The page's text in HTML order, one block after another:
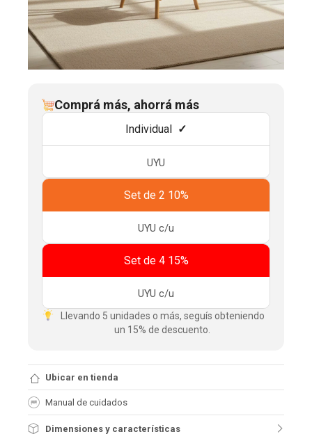
Comprá más, ahorrá más
Individual
UYU
Set de 2 10%
UYU c/u
Set de 4 15%
UYU c/u
Llevando 5 unidades o más, seguís obteniendo
un 15% de descuento.
Ubicar en tienda
Manual de cuidados
Dimensiones y características